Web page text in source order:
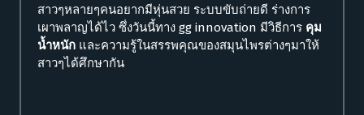
สาวๆหลายๆคนอยากมีหุ่นสวย ระบบขับถ่ายดี ร่างการ
เผาพลาญได้ไว ซึ่งวันนี้ทาง gg innovation มีวิธีการ คุม
น้ำหนัก และความรู้ในสรรพคุณของสมุนไพรต่างๆมาให้
สาวๆได้ศึกษากัน